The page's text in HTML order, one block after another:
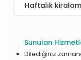
Haftalık
Sunulan
Dilediğiniz